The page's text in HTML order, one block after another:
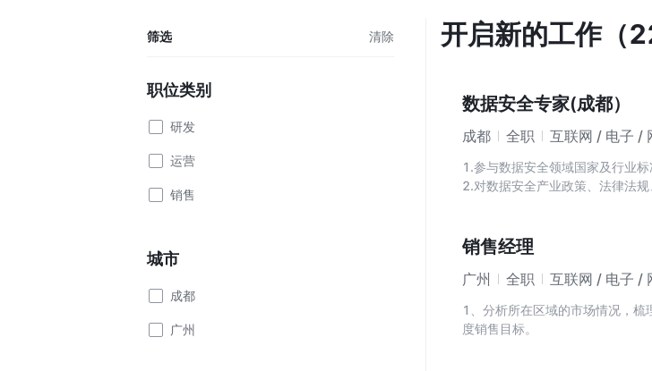
筛选 清除
职位类别
研发
运营
销售
城市
成都
广州
开启新的工作（
数据安全专家(成都）
成都 全职 互联网 / 电子 /
1.参与数据安全领域国家及行业
2.对数据安全产业政策、法律法
4.参与和数据安全相关的国家标
全国际国外标准（包括ISO/IEC
告等；
销售经理
广州 全职 互联网 / 电子 /
1、分析所在区域的市场情况，
度销售目标。